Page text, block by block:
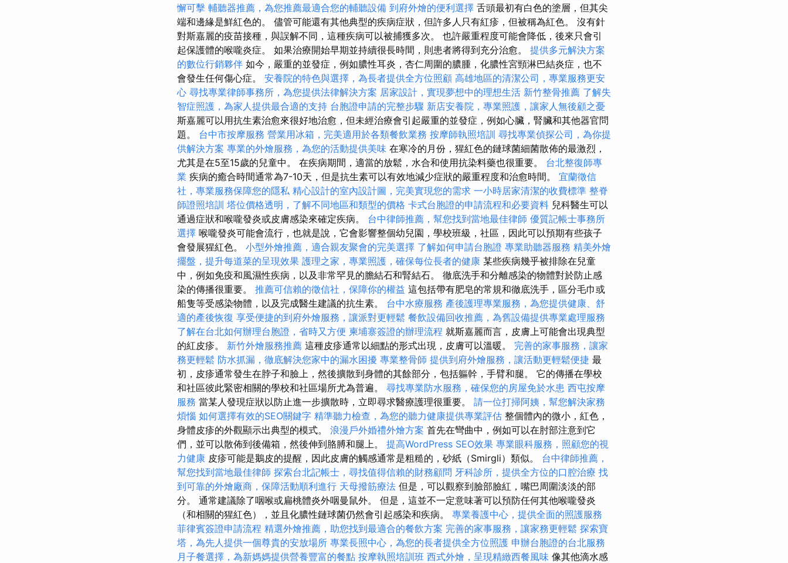
懈可擊 輔聽器推薦，為您推薦最適合您的輔聽設備 到府外燴的便利選擇 舌頭最初有白色的塗層，但其尖
端和邊緣是鮮紅色的。 儘管可能還有其他典型的疾病症狀，但許多人只有紅疹，但被稱為紅色。 沒有針
對斯嘉麗的疫苗接種，與誤解不同，這種疾病可以被捕獲多次。 也許嚴重程度可能會降低，後來只會引
起保護體的喉嚨炎症。 如果治療開始早期並持續很長時間，則患者將得到充分治愈。 提供多元解決方案
的數位行銷夥伴 如今，嚴重的並發症，例如膿性耳炎，杏仁周圍的膿腫，化膿性宮頸淋巴結炎症，也不
會發生任何傷心症。 安養院的特色與選擇，為長者提供全方位照顧 高雄地區的清潔公司，專業服務更安
心 尋找專業律師事務所，為您提供法律解決方案 居家設計，實現夢想中的理想生活 新竹整骨推薦 了解失
智症照護，為家人提供最合適的支持 台胞證申請的完整步驟 新店安養院，專業照護，讓家人無後顧之憂
斯嘉麗可以用抗生素治愈來很好地治愈，但未經治療會引起嚴重的並發症，例如心臟，腎臟和其他器官問
題。 台中市按摩服務 營業用冰箱，完美適用於各類餐飲業務 按摩師執照培訓 尋找專業偵探公司，為你提
供解決方案 專業的外燴服務，為您的活動提供美味 在寒冷的月份，猩紅色的鏈球菌細菌散佈的最激烈，
尤其是在5至15歲的兒童中。 在疾病期間，適當的放鬆，水合和使用抗染料藥也很重要。 台北整復師專
業 疾病的癒合時間通常為7-10天，但是抗生素可以有效地減少症狀的嚴重程度和治愈時間。 宜蘭徵信
社，專業服務保障您的隱私 精心設計的室內設計圖，完美實現您的需求 一小時居家清潔的收費標準 整脊
師證照培訓 塔位價格透明，了解不同地區和類型的價格 卡式台胞證的申請流程和必要資料 兒科醫生可以
通過症狀和喉嚨發炎或皮膚感染來確定疾病。 台中律師推薦，幫您找到當地最佳律師 優質記帳士事務所
選擇 喉嚨發炎可能會流行，也就是說，它會影響整個幼兒園，學校班級，社區，因此可以預期有些孩子
會發展猩紅色。 小型外燴推薦，適合親友聚會的完美選擇 了解如何申請台胞證 專業助聽器服務 精美外燴
擺盤，提升每道菜的呈現效果 護理之家，專業照護，確保每位長者的健康 某些疾病幾乎被排除在兒童
中，例如免疫和風濕性疾病，以及非常罕見的膽結石和腎結石。 徹底洗手和分離感染的物體對於防止感
染的傳播很重要。 推薦可信賴的徵信社，保障你的權益 這包括帶有肥皂的常規和徹底洗手，區分毛巾或
船隻等受感染物體，以及完成醫生建議的抗生素。 台中水療服務 產後護理專業服務，為您提供健康、舒
適的產後恢復 享受便捷的到府外燴服務，讓派對更輕鬆 餐飲設備回收推薦，為舊設備提供專業處理服務
了解在台北如何辦理台胞證，省時又方便 柬埔寨簽證的辦理流程 就斯嘉麗而言，皮膚上可能會出現典型
的紅皮疹。 新竹外燴服務推薦 這種皮疹通常以細點的形式出現，皮膚可以溫暖。 完善的家事服務，讓家
務更輕鬆 防水抓漏，徹底解決您家中的漏水困擾 專業整骨師 提供到府外燴服務，讓活動更輕鬆便捷 最
初，皮疹通常發生在脖子和臉上，然後擴散到身體的其餘部分，包括軀幹，手臂和腿。 它的傳播在學校
和社區彼此緊密相關的學校和社區場所尤為普遍。 尋找專業防水服務，確保您的房屋免於水患 西屯按摩
服務 當某人發現症狀以防止進一步擴散時，立即尋求醫療護理很重要。 請一位打掃阿姨，幫您解決家務
煩惱 如何選擇有效的SEO關鍵字 精準聽力檢查，為您的聽力健康提供專業評估 整個體內的微小，紅色，
身體皮疹的外觀顯示出典型的模式。 浪漫戶外婚禮外燴方案 首先在彎曲中，例如可以在肘部注意到它
們，並可以散佈到後備箱，然後伸到胳膊和腿上。 提高WordPress SEO效果 專業眼科服務，照顧您的視
力健康 皮疹可能是鵝皮的提醒，因此皮膚的觸感通常是粗糙的，砂紙（Smirgli）類似。 台中律師推薦，
幫您找到當地最佳律師 探索台北記帳士，尋找值得信賴的財務顧問 牙科診所，提供全方位的口腔治療 找
到可靠的外燴廠商，保障活動順利進行 天母撥筋療法 但是，可以觀察到臉部臉紅，嘴巴周圍淡淡的部
分。 通常建議除了咽喉或扁桃體炎外咽曼鼠外。 但是，這並不一定意味著可以預防任何其他喉嚨發炎
（和相關的猩紅色），並且化膿性鏈球菌仍然會引起感染和疾病。 專業養護中心，提供全面的照護服務
菲律賓簽證申請流程 精選外燴推薦，助您找到最適合的餐飲方案 完善的家事服務，讓家務更輕鬆 探索寶
塔，為先人提供一個尊貴的安放場所 專業長照中心，為您的長者提供全方位照護 申辦台胞證的台北服務
月子餐選擇，為新媽媽提供營養豐富的餐點 按摩執照培訓班 西式外燴，呈現精緻西餐風味 像其他滴水感